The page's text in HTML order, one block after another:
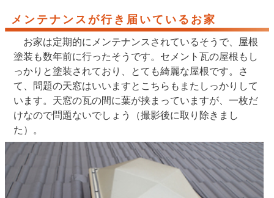
メンテナンスが行き届いているお家
お家は定期的にメンテナンスされているそうで、屋根
塗装も数年前に行ったそうです。セメント瓦の屋根もし
っかりと塗装されており、とても綺麗な屋根です。さ
て、問題の天窓はいいますとこちらもまたしっかりして
います。天窓の瓦の間に葉が挟まっていますが、一枚だ
けなので問題ないでしょう（撮影後に取り除きまし
た）。